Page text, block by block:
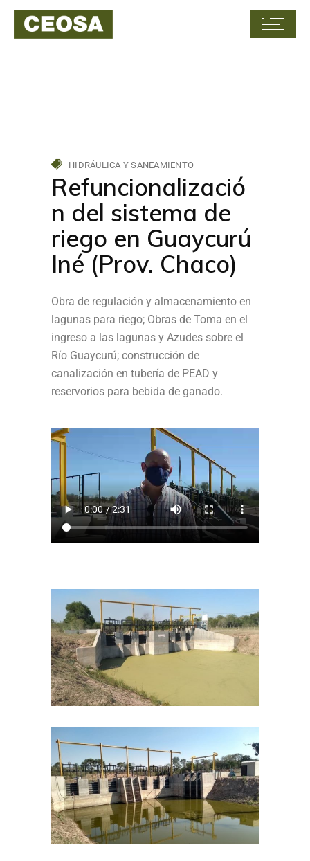
HIDRÁULICA Y SANEAMIENTO
Refuncionalizació
n del sistema de
riego en Guaycurú
Iné (Prov. Chaco)
Obra de regulación y almacenamiento en
lagunas para riego; Obras de Toma en el
ingreso a las lagunas y Azudes sobre el
Río Guaycurú; construcción de
canalización en tubería de PEAD y
reservorios para bebida de ganado.